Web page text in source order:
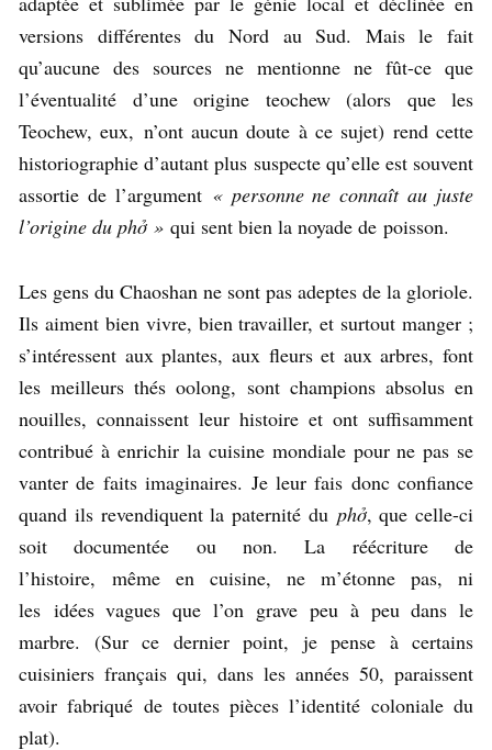
versions différentes du Nord au Sud. Mais le fait
qu’aucune des sources ne mentionne ne fût-ce que
l’éventualité d’une origine teochew (alors que les
Teochew, eux, n’ont aucun doute à ce sujet) rend cette
historiographie d’autant plus suspecte qu’elle est souvent
assortie de l’argument « personne ne connaît au juste
l’origine du phở » qui sent bien la noyade de poisson.
Les gens du Chaoshan ne sont pas adeptes de la gloriole.
Ils aiment bien vivre, bien travailler, et surtout manger ;
s’intéressent aux plantes, aux fleurs et aux arbres, font
les meilleurs thés oolong, sont champions absolus en
nouilles, connaissent leur histoire et ont suffisamment
contribué à enrichir la cuisine mondiale pour ne pas se
vanter de faits imaginaires. Je leur fais donc confiance
quand ils revendiquent la paternité du phở, que celle-ci
soit documentée ou non. La réécriture de
l’histoire, même en cuisine, ne m’étonne pas, ni
les idées vagues que l’on grave peu à peu dans le
marbre. (Sur ce dernier point, je pense à certains
cuisiniers français qui, dans les années 50, paraissent
avoir fabriqué de toutes pièces l’identité coloniale du
plat).